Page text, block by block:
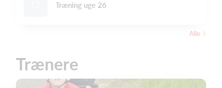
Træning uge 26
Alle
Trænere